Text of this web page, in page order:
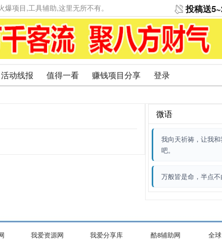
项目,工具辅助,这里无所不有。 投稿送
活动线报 值得一看 赚钱项目分享 登录
微语
我向天祈祷，让我
吧。
万般皆是命，半点不
我爱资源网 我爱分享库 酷8辅助网 全